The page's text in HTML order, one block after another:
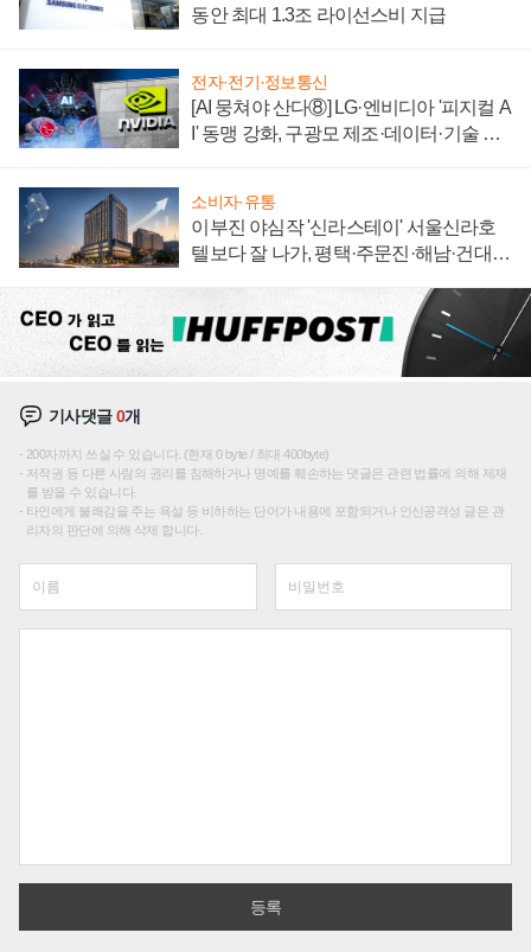
동안 최대 1.3조 라이선스비 지급
전자·전기·정보통신
[AI 뭉쳐야 산다⑧] LG·엔비디아 '피지컬 A
I' 동맹 강화, 구광모 제조·데이터·기술 결
소비자·유통
이부진 야심작 '신라스테이' 서울신라호
텔보다 잘 나가, 평택·주문진·해남·건대로
기사댓글0개
200자까지 쓰실 수 있습니다. (현재 0 byte / 최대 400byte)
저작권 등 다른 사람의 권리를 침해하거나 명예를 훼손하는 댓글은 관련 법률에 의해 제재
를 받을 수 있습니다.
타인에게 불쾌감을 주는 욕설 등 비하하는 단어가 내용에 포함되거나 인신공격성 글은 관
리자의 판단에 의해 삭제 합니다.